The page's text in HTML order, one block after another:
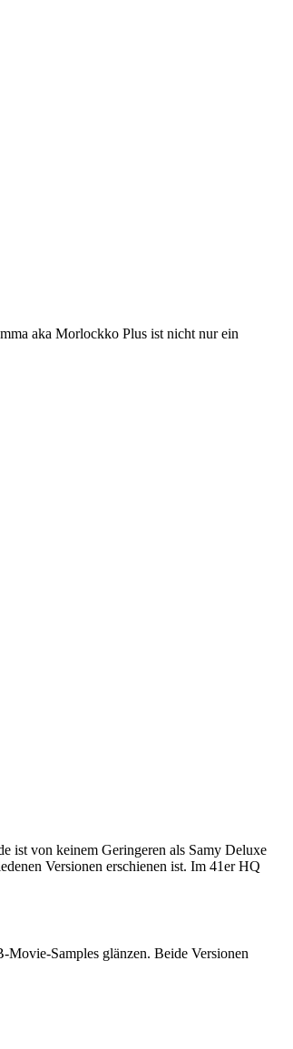
aka Morlockko Plus ist nicht nur ein
ist von keinem Geringeren als Samy Deluxe
Versionen erschienen ist. Im 41er HQ
Samples glänzen. Beide Versionen